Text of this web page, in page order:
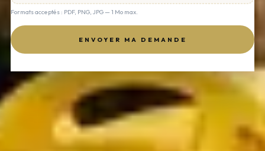
Formats acceptés : PDF, PNG, JPG — 1 Mo max.
ENVOYER MA DEMANDE